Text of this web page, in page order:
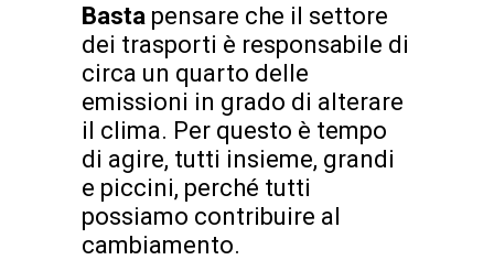
Basta pensare che il settore
dei trasporti è responsabile di
circa un quarto delle
emissioni in grado di alterare
il clima. Per questo è tempo
di agire, tutti insieme, grandi
e piccini, perché tutti
possiamo contribuire al
cambiamento.